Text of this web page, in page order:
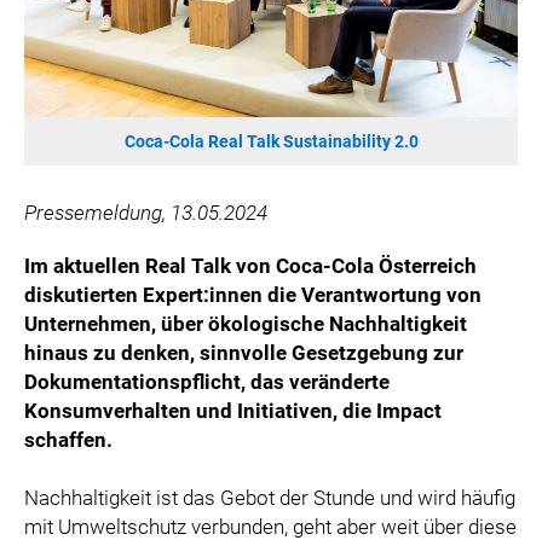
ADMIRAL SPORTWETTEN
EWP RECYCLING PFAND ÖSTERREICH
ANNEMARIE CHARITY
IMPERIAL MARKETS
SPECIAL OLYMPICS ÖSTERREICH
MEDIA
LOGOS
PRESSEKONTAKT
Coca-Cola Real Talk Sustainability 2.0
Pressemeldung, 13.05.2024
Im aktuellen Real Talk von Coca-Cola Österreich
diskutierten Expert:innen die Verantwortung von
Unternehmen, über ökologische Nachhaltigkeit
hinaus zu denken, sinnvolle Gesetzgebung zur
Dokumentationspflicht, das veränderte
Konsumverhalten und Initiativen, die Impact
schaffen.
Nachhaltigkeit ist das Gebot der Stunde und wird häufig
mit Umweltschutz verbunden, geht aber weit über diese